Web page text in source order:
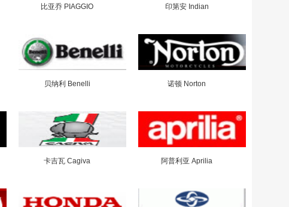
比亚乔 PIAGGIO 印第安 Indian
贝纳利 Benelli 诺顿 Norton
卡吉瓦 Cagiva 阿普利亚 Aprilia